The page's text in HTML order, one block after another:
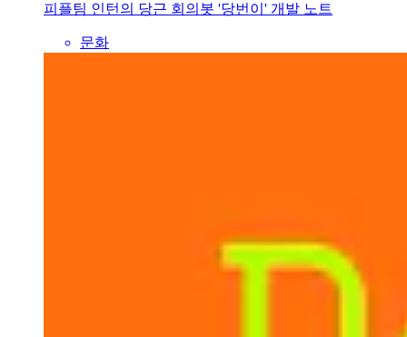
피플팀 인턴의 당근 회의봇 '당번이' 개발 노트
문화